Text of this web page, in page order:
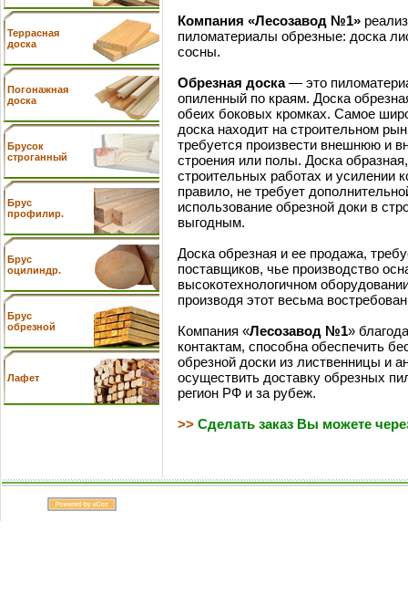
Террасная
доска
Погонажная
доска
Брусок
строганный
Брус
профилир.
Брус
оцилиндр.
Брус
обрезной
Лафет
Компания «Лесозавод №1»
пиломатериалы обрезные: доска
сосны.
Обрезная доска— это
опиленный по краям. Доска
обеих боковых кромках. Самое
доска находит на строительном
требуется произвести внешнюю и
строения или полы. Доска
строительных работах и усилении
правило, не требует
использование обрезной доки в
выгодным.
Доска обрезная и ее продажа,
поставщиков, чье производство
высокотехнологичном
производя этот весьма
Компания «Лесозавод №1»
контактам, способна обеспечить
обрезной доски из лиственницы и
осуществить доставку обрезных
регион РФ и за рубеж.
>> Сделать заказ Вы можете